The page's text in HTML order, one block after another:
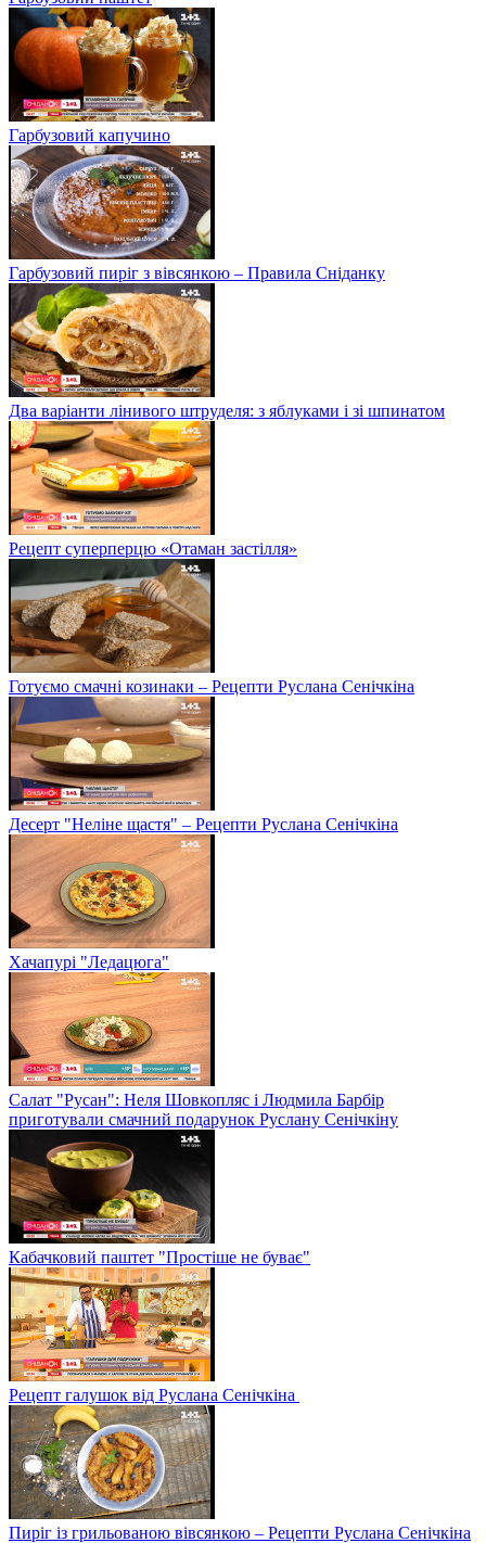
Гарбузовий капучино
Гарбузовий пиріг з вівсянкою – Правила Сніданку
Два варіанти лінивого штруделя: з яблуками і зі шпинатом
Рецепт суперперцю «Отаман застілля»
Готуємо смачні козинаки – Рецепти Руслана Сенічкіна
Десерт "Неліне щастя" – Рецепти Руслана Сенічкіна
Хачапурі "Ледацюга"
Салат "Русан": Неля Шовкопляс і Людмила Барбір
приготували смачний подарунок Руслану Сенічкіну
Кабачковий паштет "Простіше не буває"
Рецепт галушок від Руслана Сенічкіна
Пиріг із грильованою вівсянкою – Рецепти Руслана Сенічкіна